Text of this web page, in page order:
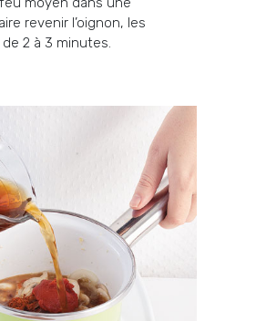
revenir l’oignon, les
2 à 3 minutes.